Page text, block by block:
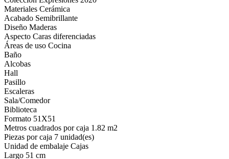
Materiales Cerámica
Acabado Semibrillante
Diseño Maderas
Aspecto Caras diferenciadas
Áreas de uso Cocina
Baño
Alcobas
Hall
Pasillo
Escaleras
Sala/Comedor
Biblioteca
Formato 51X51
Metros cuadrados por caja 1.82 m2
Piezas por caja 7 unidad(es)
Unidad de embalaje Cajas
Largo 51 cm